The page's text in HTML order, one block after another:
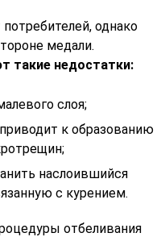
однако
медали.
такие недостатки:
слоя;
к образованию
наслоившийся
с курением.
отбеливания